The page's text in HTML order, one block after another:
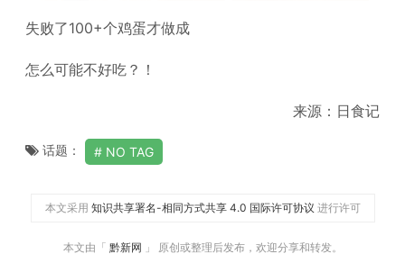
失败了100+个鸡蛋才做成
怎么可能不好吃？！
来源：日食记
话题： NO TAG
本文采用 知识共享署名-相同方式共享 4.0 国际许可协议 进行许可
本文由「 黔新网 」 原创或整理后发布，欢迎分享和转发。